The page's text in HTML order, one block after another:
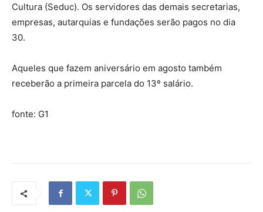
Cultura (Seduc). Os servidores das demais secretarias,
empresas, autarquias e fundações serão pagos no dia
30.
Aqueles que fazem aniversário em agosto também
receberão a primeira parcela do 13º salário.
fonte: G1